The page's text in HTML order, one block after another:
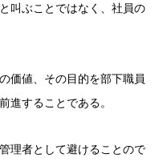
叫ぶことではなく、社員の
価値、その目的を部下職員
進することである。
理者として避けることので